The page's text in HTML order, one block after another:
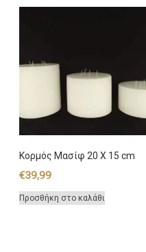
Κορμός Μασίφ 20 Χ 15 cm
€39,99
Προσθήκη στο καλάθι